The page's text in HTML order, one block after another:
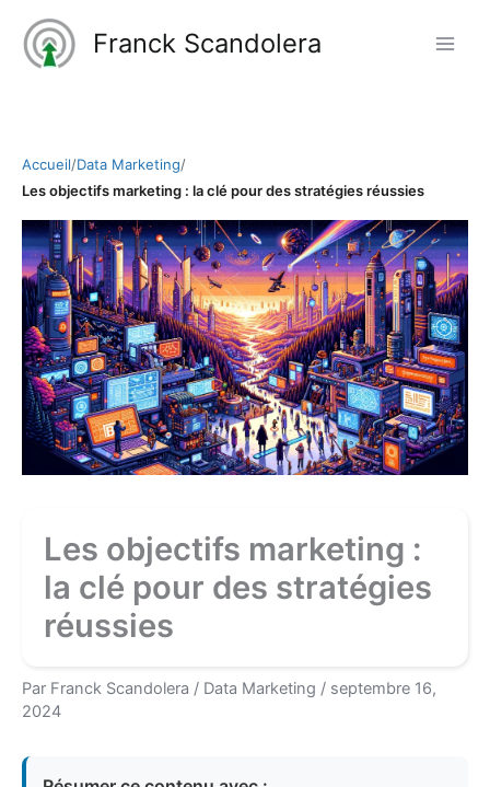
contenu
Franck Scandolera
Accueil/Data Marketing/
Les objectifs marketing : la clé pour des stratégies réussies
Les objectifs marketing :
la clé pour des stratégies
réussies
Par Franck Scandolera / Data Marketing / septembre 16,
2024